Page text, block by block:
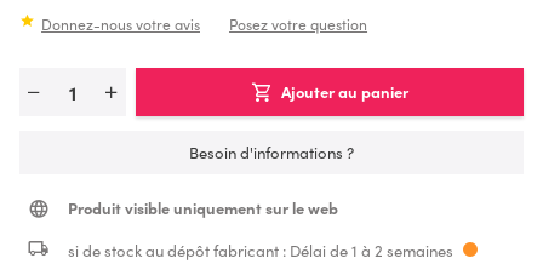
Donnez-nous votre avis Posez votre question
Ajouter au panier
Besoin d'informations ?
Produit visible uniquement sur le web
si de stock au dépôt fabricant : Délai de 1 à 2 semaines